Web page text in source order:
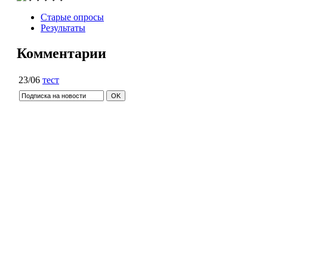
Старые опросы
Результаты
Комментарии
23/06 тест